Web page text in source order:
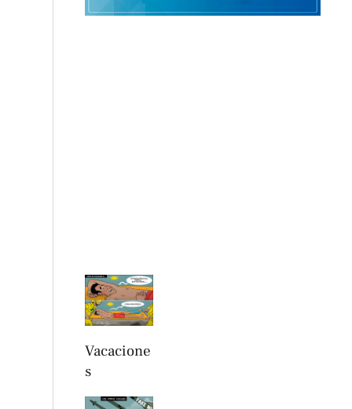
Vacacione
s